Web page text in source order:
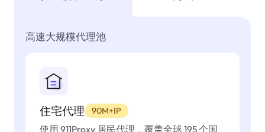
高速大规模代理池
住宅代理 90M+IP
使用 911Proxy 居民代理，覆盖全球 195 个国